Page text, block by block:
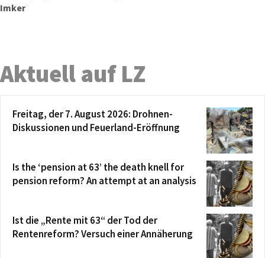
Imker
Aktuell auf LZ
Freitag, der 7. August 2026: Drohnen-
Diskussionen und Feuerland-Eröffnung
Is the ‘pension at 63’ the death knell for
pension reform? An attempt at an analysis
Ist die „Rente mit 63“ der Tod der
Rentenreform? Versuch einer Annäherung